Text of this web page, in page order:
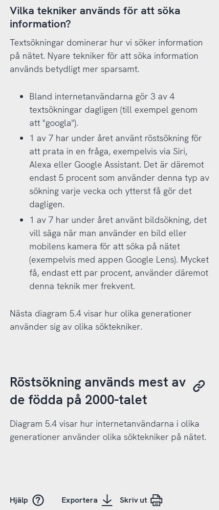
Vilka tekniker används för att söka
information?
Textsökningar dominerar hur vi söker information
på nätet. Nyare tekniker för att söka information
används betydligt mer sparsamt.
Bland internetanvändarna gör 3 av 4
textsökningar dagligen (till exempel genom
att "googla").
1 av 7 har under året använt röstsökning för
att prata in en fråga, exempelvis via Siri,
Alexa eller Google Assistant. Det är däremot
endast 5 procent som använder denna typ av
sökning varje vecka och ytterst få gör det
dagligen.
1 av 7 har under året använt bildsökning, det
vill säga när man använder en bild eller
mobilens kamera för att söka på nätet
(exempelvis med appen Google Lens). Mycket
få, endast ett par procent, använder däremot
denna teknik mer frekvent.
Nästa diagram 5.4 visar hur olika generationer
använder sig av olika söktekniker.
Röstsökning används mest av
de födda på 2000-talet
Diagram 5.4 visar hur internetanvändarna i olika
generationer använder olika söktekniker på nätet.
Hjälp Exportera Skriv ut